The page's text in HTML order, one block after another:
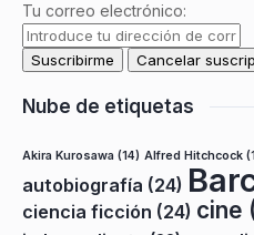
Tu correo electrónico:
Nube de etiquetas
Akira Kurosawa (14) Alfred Hitchcock
autobiografía (24)
ciencia ficción (24) cine